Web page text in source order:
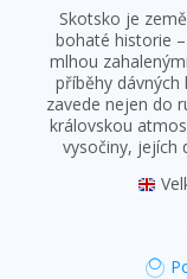
Skotsko je
bohaté historie
mlhou
příběhy dávných
zavede nejen do
královskou
vysočiny, jejích